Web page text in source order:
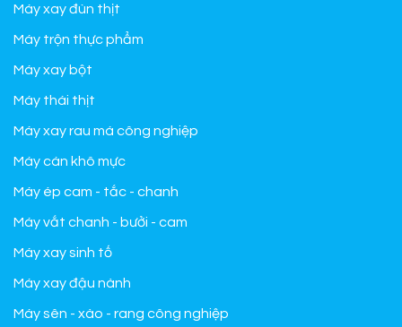
Máy xay đùn thịt
Máy trộn thực phẩm
Máy xay bột
Máy thái thịt
Máy xay rau má công nghiệp
Máy cán khô mực
Máy ép cam - tắc - chanh
Máy vắt chanh - bưởi - cam
Máy xay sinh tố
Máy xay đậu nành
Máy sên - xào - rang công nghiệp